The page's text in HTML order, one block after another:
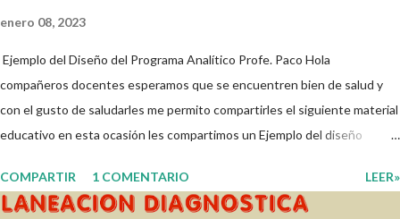
enero 08, 2023
Ejemplo del Diseño del Programa Analítico Profe. Paco Hola
compañeros docentes esperamos que se encuentren bien de salud y
con el gusto de saludarles me permito compartirles el siguiente material
educativo en esta ocasión les compartimos un Ejemplo del diseño
fortalecer los procesos de enseñanza y aprendizaje para que los
alumnos alcacen los niveles de logro educativo. Gracias por seguir a
COMPARTIR 1 COMENTARIO LEER»